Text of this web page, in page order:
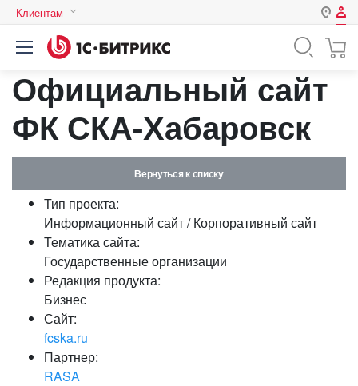
Клиентам
Казахстан
Авторизация
Зарегистрироваться
Логин
Пароль
Запомнить меня на этом
Забыли свой пароль?
Официальный сайт
ФК СКА-Хабаровск
Вернуться к списку
Тип проекта:
Информационный сайт / Корпоративный сайт
Тематика сайта:
Государственные организации
Редакция продукта:
Бизнес
Сайт:
fcska.ru
Партнер:
RASA